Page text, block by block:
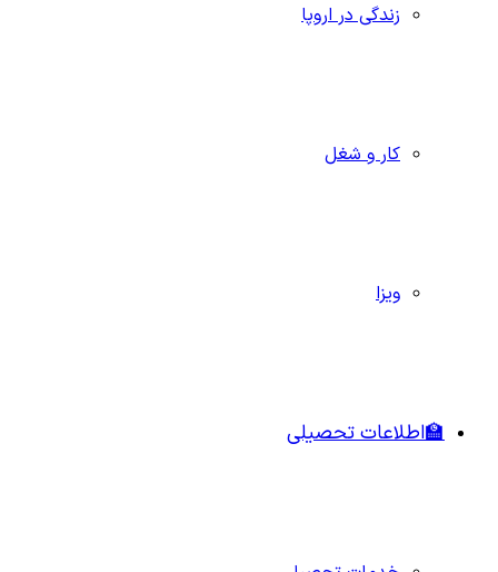
زندگی در اروپا
کار و شغل
ویزا
🏫اطلاعات تحصیلی